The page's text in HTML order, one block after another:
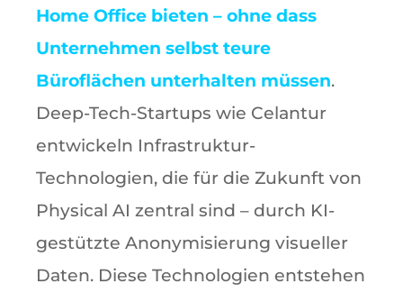
Home Office bieten – ohne dass
Unternehmen selbst teure
Büroflächen unterhalten müssen.
Deep-Tech-Startups wie Celantur
entwickeln Infrastruktur-
Technologien, die für die Zukunft von
Physical AI zentral sind – durch KI-
gestützte Anonymisierung visueller
Daten. Diese Technologien entstehen